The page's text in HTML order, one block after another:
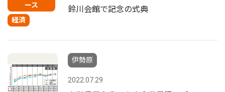
ース
経済
鈴川会館で記念の式典
伊勢原
2022.07.29